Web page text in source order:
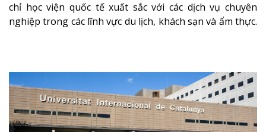
chỉ học viện quốc tế xuất sắc với các dịch vụ chuyên
nghiệp trong các lĩnh vực du lịch, khách sạn và ẩm thực.